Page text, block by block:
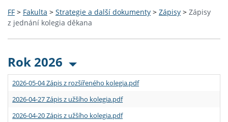
FF > Fakulta > Strategie a další dokumenty > Zápisy > Zápisy
z jednání kolegia děkana
Rok 2026
2026-05-04 Zápis z rozšířeného kolegia.pdf
2026-04-27 Zápis z užšího kolegia.pdf
2026-04-20 Zápis z užšího kolegia.pdf